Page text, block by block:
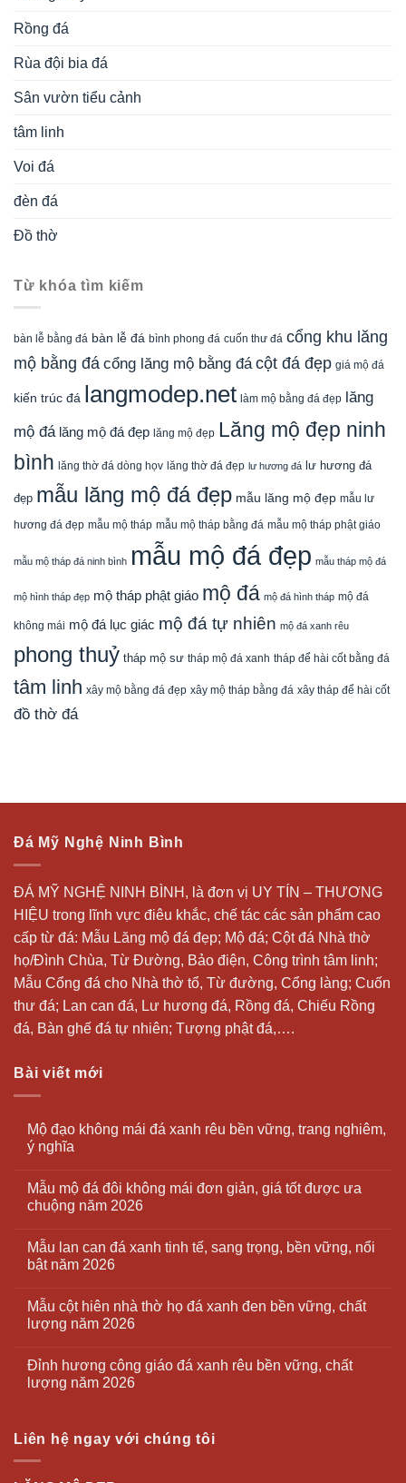
Rồng đá
Rùa đội bia đá
Sân vườn tiểu cảnh
tâm linh
Voi đá
đèn đá
Đồ thờ
Từ khóa tìm kiếm
bàn lễ bằng đá bàn lễ đá bình phong đá cuốn thư đá cổng khu lăng
mộ bằng đá cổng lăng mộ bằng đá cột đá đẹp giá mộ đá
kiến trúc đá langmodep.net làm mộ bằng đá đẹp lăng
mộ đá lăng mộ đá đẹp lăng mộ đẹp Lăng mộ đẹp ninh
bình lăng thờ đá dòng họv lăng thờ đá đẹp lư hương đá lư hương đá
đẹp mẫu lăng mộ đá đẹp mẫu lăng mộ đẹp mẫu lư
hương đá đẹp mẫu mộ tháp mẫu mộ tháp bằng đá mẫu mộ tháp phật giáo
mẫu mộ tháp đá ninh bình mẫu mộ đá đẹp mẫu tháp mộ đá
mộ hình tháp đẹp mộ tháp phật giáo mộ đá mộ đá hình tháp mộ đá
không mái mộ đá lục giác mộ đá tự nhiên mộ đá xanh rêu
phong thuỷ tháp mộ sư tháp mộ đá xanh tháp để hài cốt bằng đá
tâm linh xây mộ bằng đá đẹp xây mộ tháp bằng đá xây tháp để hài cốt
đồ thờ đá
Đá Mỹ Nghệ Ninh Bình
ĐÁ MỸ NGHỆ NINH BÌNH, là đơn vị UY TÍN – THƯƠNG
HIỆU trong lĩnh vực điêu khắc, chế tác các sản phẩm cao
cấp từ đá: Mẫu Lăng mộ đá đẹp; Mộ đá; Cột đá Nhà thờ
họ/Đình Chùa, Từ Đường, Bảo điện, Công trình tâm linh;
Mẫu Cổng đá cho Nhà thờ tổ, Từ đường, Cổng làng; Cuốn
thư đá; Lan can đá, Lư hương đá, Rồng đá, Chiếu Rồng
đá, Bàn ghế đá tự nhiên; Tượng phật đá,….
Bài viết mới
Mộ đạo không mái đá xanh rêu bền vững, trang nghiêm,
ý nghĩa
Mẫu mộ đá đôi không mái đơn giản, giá tốt được ưa
chuộng năm 2026
Mẫu lan can đá xanh tinh tế, sang trọng, bền vững, nổi
bật năm 2026
Mẫu cột hiên nhà thờ họ đá xanh đen bền vững, chất
lượng năm 2026
Đỉnh hương công giáo đá xanh rêu bền vững, chất
lượng năm 2026
Liên hệ ngay với chúng tôi